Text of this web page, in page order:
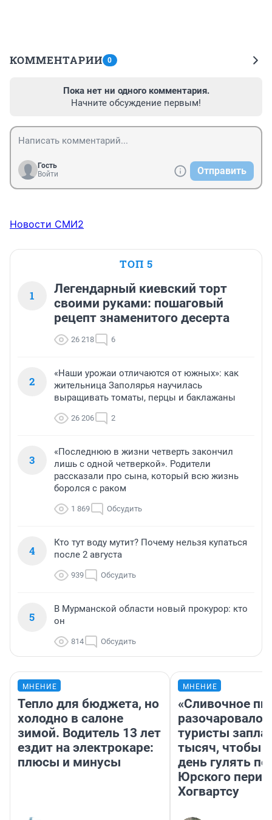
КОММЕНТАРИИ 0
Пока нет ни одного комментария.
Начните обсуждение первым!
Гость
Войти
Отправить
Новости СМИ2
ТОП 5
1
Легендарный киевский торт
своими руками: пошаговый
рецепт знаменитого десерта
26 218 6
2
«Наши урожаи отличаются от южных»: как
жительница Заполярья научилась
выращивать томаты, перцы и баклажаны
26 206 2
3
«Последнюю в жизни четверть закончил
лишь с одной четверкой». Родители
рассказали про сына, который всю жизнь
боролся с раком
1 869 Обсудить
4
Кто тут воду мутит? Почему нельзя купаться
после 2 августа
939 Обсудить
5
В Мурманской области новый прокурор: кто
он
814 Обсудить
МНЕНИЕ
Тепло для бюджета, но
холодно в салоне
зимой. Водитель 13 лет
ездит на электрокаре:
плюсы и минусы
МНЕНИЕ
«Сливочное
разочаровало»:
туристы
тысяч, чтобы
день гулять по
Юрского
Хогвартсу